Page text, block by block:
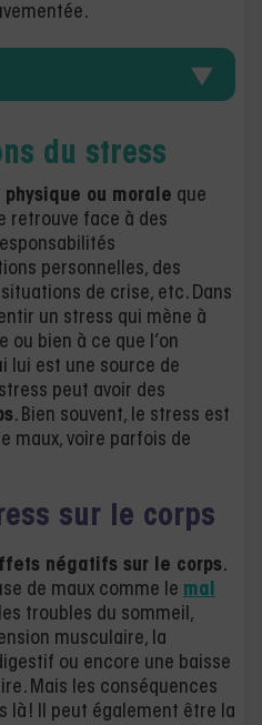
du stress
physique ou morale que
retrouve face à des
personnelles, des
de crise, etc. Dans
un stress qui mène à
ou bien à ce que l’on
lui est une source de
peut avoir des
. Bien souvent, le stress est
maux, voire parfois de
sur le corps
négatifs sur le corps.
de maux comme le mal
troubles du sommeil,
musculaire, la
ou encore une baisse
Mais les conséquences
là ! Il peut également être la